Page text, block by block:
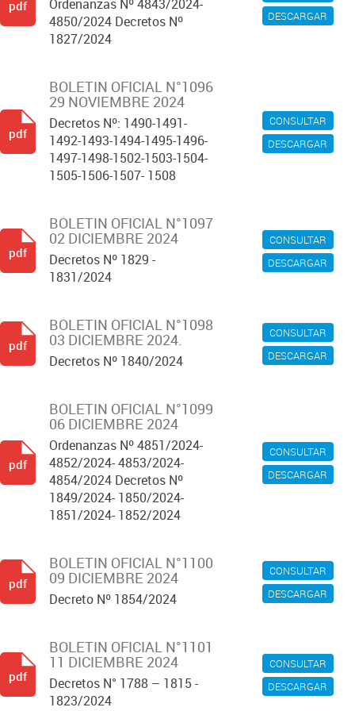
DESCARGAR
Ordenanzas Nº 4843/2024-
4850/2024 Decretos Nº
1827/2024
pdf
CONSULTAR
DESCARGAR
BOLETIN OFICIAL N°1096
29 NOVIEMBRE 2024
Decretos Nº: 1490-1491-
1492-1493-1494-1495-1496-
1497-1498-1502-1503-1504-
1505-1506-1507- 1508
pdf
CONSULTAR
DESCARGAR
BOLETIN OFICIAL N°1097
02 DICIEMBRE 2024
Decretos Nº 1829 -
1831/2024
pdf
CONSULTAR
DESCARGAR
BOLETIN OFICIAL N°1098
03 DICIEMBRE 2024.
Decretos Nº 1840/2024
pdf
CONSULTAR
DESCARGAR
BOLETIN OFICIAL N°1099
06 DICIEMBRE 2024
Ordenanzas Nº 4851/2024-
4852/2024- 4853/2024-
4854/2024 Decretos Nº
1849/2024- 1850/2024-
1851/2024- 1852/2024
pdf
CONSULTAR
DESCARGAR
BOLETIN OFICIAL N°1100
09 DICIEMBRE 2024
Decreto Nº 1854/2024
pdf
CONSULTAR
DESCARGAR
BOLETIN OFICIAL N°1101
11 DICIEMBRE 2024
Decretos N° 1788 – 1815 -
1823/2024
pdf